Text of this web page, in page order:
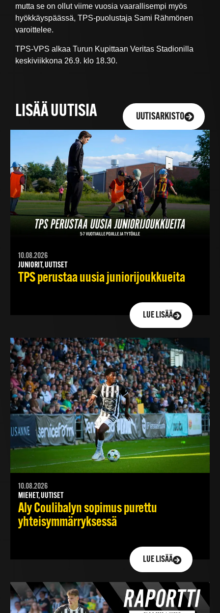
mutta se on ollut viime vuosia vaarallisempi myös
hyökkäyspäässä, TPS-puolustaja Sami Rähmönen
varoittelee.
TPS-VPS alkaa Turun Kupittaan Veritas Stadionilla
keskiviikkona 26.9. klo 18.30.
LISÄÄ UUTISIA UUTISARKISTO
10.08.2026
JUNIORIT, UUTISET
TPS perustaa uusia juniorijoukkueita
LUE LISÄÄ
10.08.2026
MIEHET, UUTISET
Aly Coulibalyn sopimus purettu
yhteisymmärryksessä
LUE LISÄÄ